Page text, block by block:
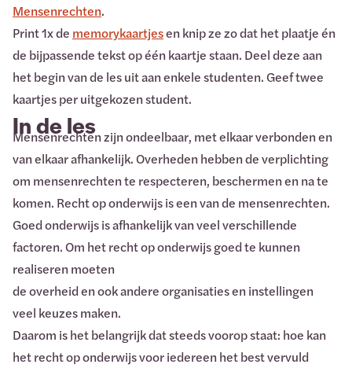
Mensenrechten.
Print 1x de memorykaartjesen knip ze zo dat het plaatje én
de bijpassende tekst op één kaartje staan. Deel deze aan
het begin van de les uit aan enkele studenten. Geef twee
kaartjes per uitgekozen student.
In de les
Mensenrechten zijn ondeelbaar, met elkaar verbonden en
van elkaar afhankelijk. Overheden hebben de verplichting
om mensenrechten te respecteren, beschermen en na te
komen. Recht op onderwijs is een van de mensenrechten.
Goed onderwijs is afhankelijk van veel verschillende
factoren. Om het recht op onderwijs goed te kunnen
realiseren moeten
de overheid en ook andere organisaties en instellingen
veel keuzes maken.
Daarom is het belangrijk dat steeds voorop staat: hoe kan
het recht op onderwijs voor iedereen het best vervuld